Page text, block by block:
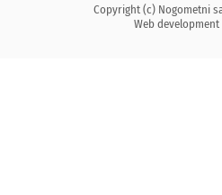
Copyright (c) Nogometni
Web development